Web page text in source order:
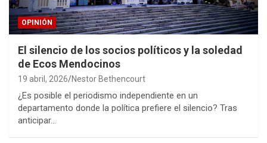
OPINIÓN
El silencio de los socios políticos y la soledad
de Ecos Mendocinos
19 abril, 2026 Nestor Bethencourt
¿Es posible el periodismo independiente en un
departamento donde la política prefiere el silencio? Tras
anticipar…